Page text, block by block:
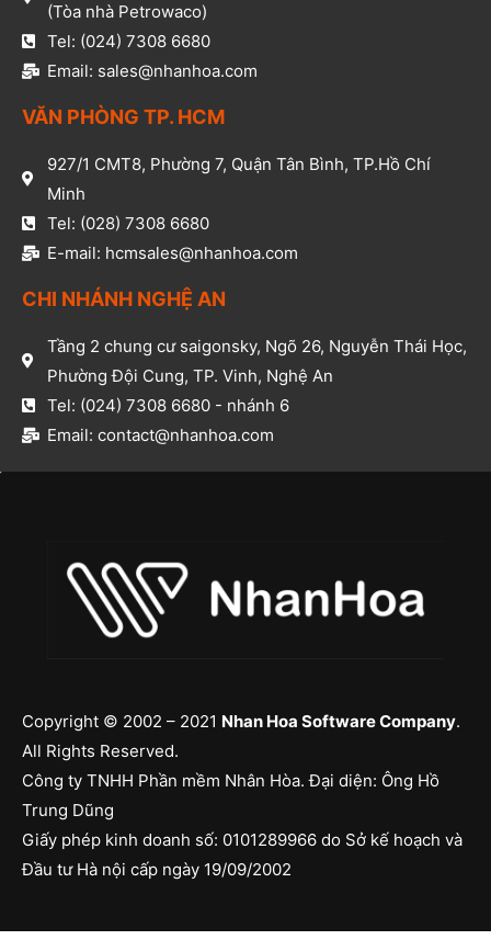
(Tòa nhà Petrowaco)
Tel: (024) 7308 6680
Email: sales@nhanhoa.com
VĂN PHÒNG TP. HCM​
927/1 CMT8, Phường 7, Quận Tân Bình, TP.Hồ Chí
Minh​
Tel: (028) 7308 6680​
E-mail: hcmsales@nhanhoa.com​
CHI NHÁNH NGHỆ AN​
Tầng 2 chung cư saigonsky, Ngõ 26, Nguyễn Thái Học,
Phường Đội Cung, TP. Vinh, Nghệ An​
Tel: (024) 7308 6680 - nhánh 6​
Email: contact@nhanhoa.com​
Copyright © 2002 – 2021 Nhan Hoa Software Company.
All Rights Reserved.
Công ty TNHH Phần mềm Nhân Hòa. Đại diện: Ông Hồ
Trung Dũng
Giấy phép kinh doanh số: 0101289966 do Sở kế hoạch và
Đầu tư Hà nội cấp ngày 19/09/2002